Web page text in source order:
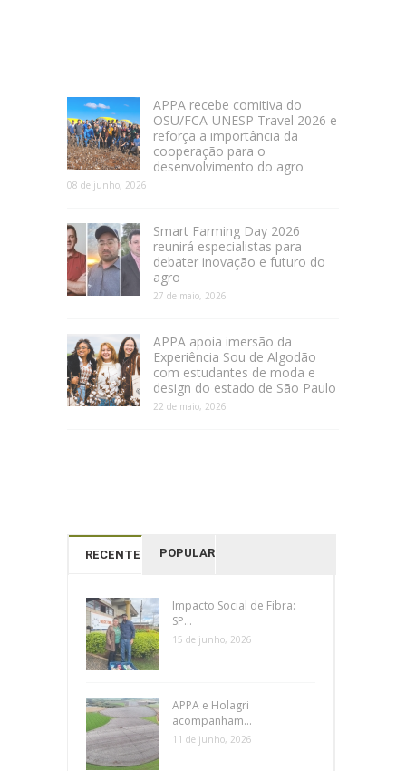
APPA recebe comitiva do
OSU/FCA-UNESP Travel 2026 e
reforça a importância da
cooperação para o
desenvolvimento do agro
08 de junho, 2026
Smart Farming Day 2026
reunirá especialistas para
debater inovação e futuro do
agro
27 de maio, 2026
APPA apoia imersão da
Experiência Sou de Algodão
com estudantes de moda e
design do estado de São Paulo
22 de maio, 2026
RECENTES POPULAR
Impacto Social de Fibra:
SP...
15 de junho, 2026
APPA e Holagri
acompanham...
11 de junho, 2026